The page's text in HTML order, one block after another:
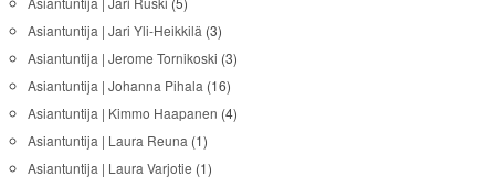
Asiantuntija | Jari Yli-Heikkilä (3)
Asiantuntija | Jerome Tornikoski (3)
Asiantuntija | Johanna Pihala (16)
Asiantuntija | Kimmo Haapanen (4)
Asiantuntija | Laura Reuna (1)
Asiantuntija | Laura Varjotie (1)